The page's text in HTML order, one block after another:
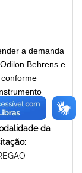
a demanda
Behrens e
da